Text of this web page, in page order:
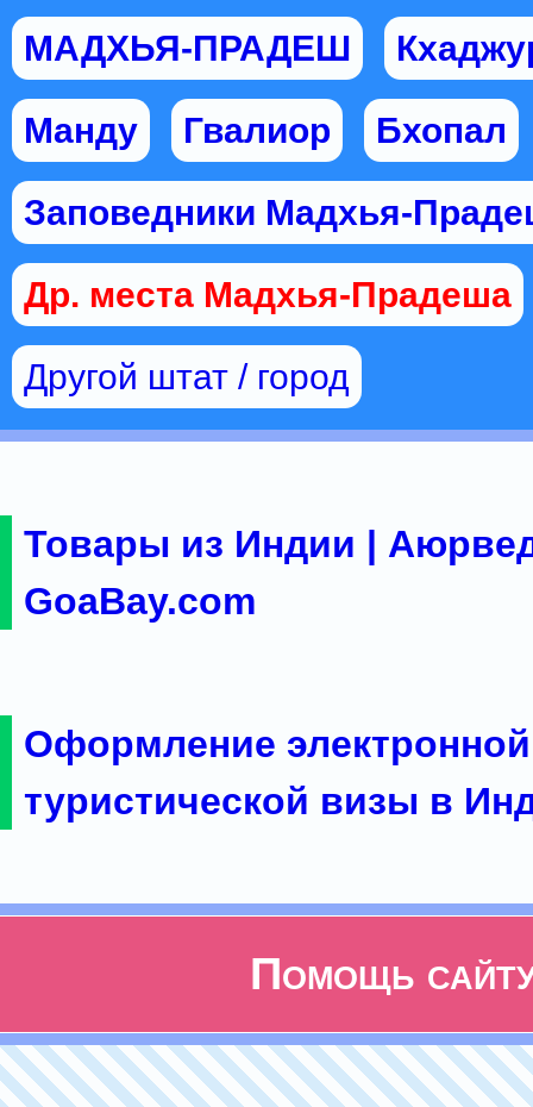
МАДХЬЯ-ПРАДЕШ
Манду Гвалиор Бхопал
Заповедники Мадхья-
Др. места Мадхья-Прадеша
Другой штат / город
Товары из Индии |
GoaBay.com
Оформление электронной
туристической визы в
Помощь